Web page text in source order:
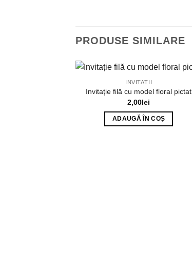
PRODUSE SIMILARE
INVITAȚII
Invitație filă cu model floral pictat
2,00lei
ADAUGĂ ÎN COȘ